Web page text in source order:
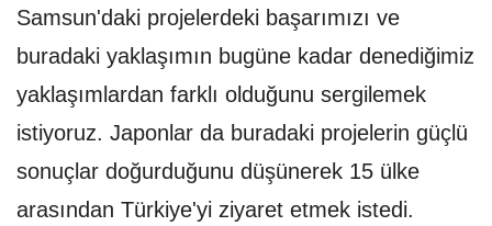
Samsun'daki projelerdeki başarımızı ve
buradaki yaklaşımın bugüne kadar denediğimiz
yaklaşımlardan farklı olduğunu sergilemek
istiyoruz. Japonlar da buradaki projelerin güçlü
sonuçlar doğurduğunu düşünerek 15 ülke
arasından Türkiye'yi ziyaret etmek istedi.